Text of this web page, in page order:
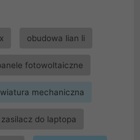
obudowa lian li
fotowoltaiczne
mechaniczna
zasilacz do laptopa